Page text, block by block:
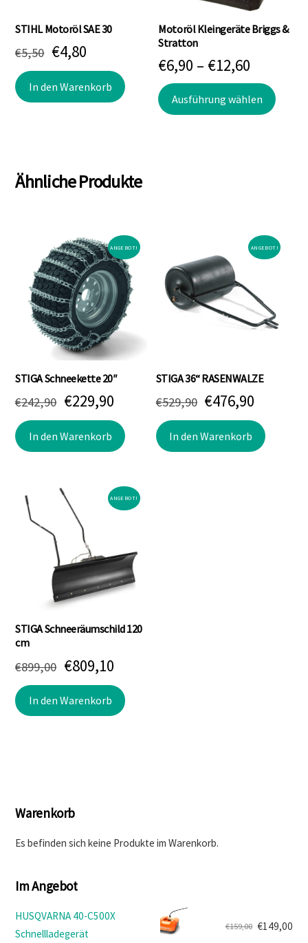
STIHL Motoröl SAE 30
€5,50 Ursprünglicher
Preis
war:
€4,80Aktueller
Preis
ist:
In den Warenkorb
Motoröl Kleingeräte Briggs &
Stratton
€6,90 – €12,60
€6,90
bis
Ausführung wählen
Dieses
auf
Ähnliche Produkte
ANGEBOT!
STIGA Schneekette 20″
€242,90 Ursprünglicher
Preis
war:
€229,90Aktueller
Preis
ist:
In den Warenkorb
ANGEBOT!
STIGA 36“ RASENWALZE
€529,90 Ursprünglicher
Preis
war:
€476,90
Preis
ist:
In den Warenkorb
ANGEBOT!
STIGA Schneeräumschild 120
cm
€899,00 Ursprünglicher
Preis
war:
€809,10Aktueller
Preis
ist:
In den Warenkorb
Warenkorb
Es befinden sich keine Produkte im Warenkorb.
Im Angebot
HUSQVARNA 40-C500X
Schnellladegerät
€159,00
Ursprünglicher
€149,00
Aktueller